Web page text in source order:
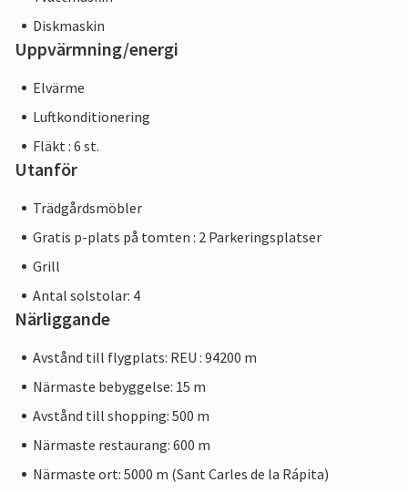
Diskmaskin
Uppvärmning/energi
Elvärme
Luftkonditionering
Fläkt : 6 st.
Utanför
Trädgårdsmöbler
Gratis p-plats på tomten : 2 Parkeringsplatser
Grill
Antal solstolar: 4
Närliggande
Avstånd till flygplats: REU : 94200 m
Närmaste bebyggelse: 15 m
Avstånd till shopping: 500 m
Närmaste restaurang: 600 m
Närmaste ort: 5000 m (Sant Carles de la Rápita)